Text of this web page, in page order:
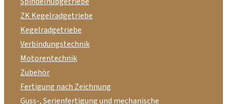
ZK Kegelradgetriebe
Kegelradgetriebe
Verbindungstechnik
Motorentechnik
Zubehör
Fertigung nach Zeichnung
Guss-, Serienfertigung und mechanische